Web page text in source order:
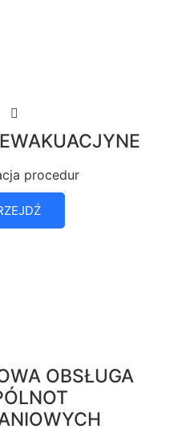
procedur
OBSŁUGA